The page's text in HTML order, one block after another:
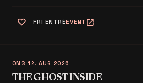
favorite FRI ENTRÉEVENT open_in_new
ONS 12. AUG 2026
THE GHOST INSIDE